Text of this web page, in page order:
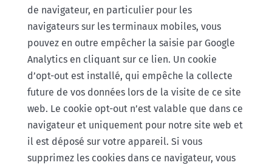
de navigateur, en particulier pour les
navigateurs sur les terminaux mobiles, vous
pouvez en outre empêcher la saisie par Google
Analytics en cliquant sur ce lien. Un cookie
d’opt-out est installé, qui empêche la collecte
future de vos données lors de la visite de ce site
web. Le cookie opt-out n’est valable que dans ce
navigateur et uniquement pour notre site web et
il est déposé sur votre appareil. Si vous
supprimez les cookies dans ce navigateur, vous